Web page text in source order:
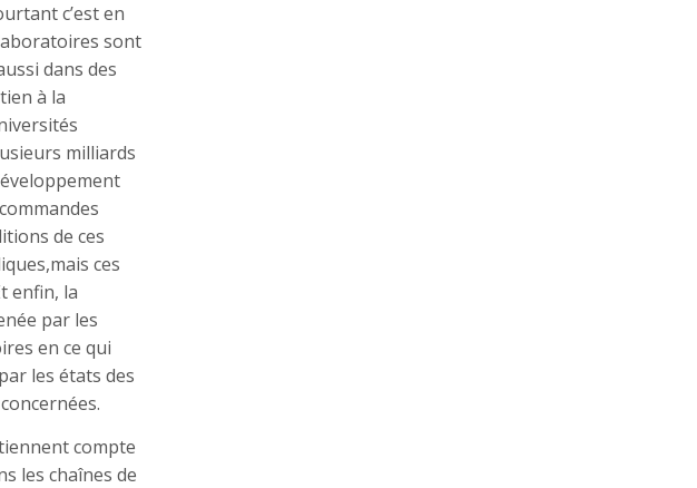
c’est en
sont
dans des
à la
milliards
de ces
ces
enfin, la
par les
en ce qui
les états des
compte
les chaînes de